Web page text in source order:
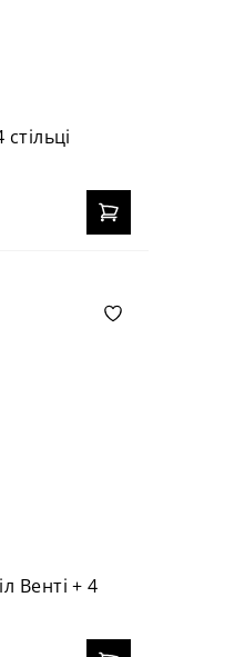
Венті + 4